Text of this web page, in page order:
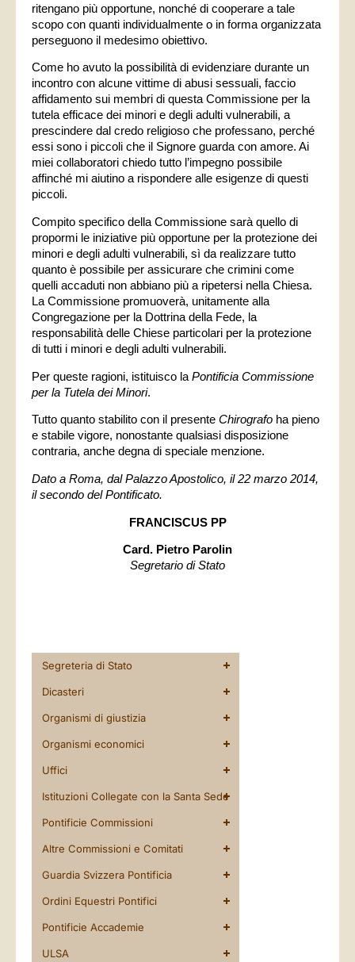
ritengano più opportune, nonché di cooperare a tale
scopo con quanti individualmente o in forma organizzata
perseguono il medesimo obiettivo.
Come ho avuto la possibilità di evidenziare durante un
incontro con alcune vittime di abusi sessuali, faccio
affidamento sui membri di questa Commissione per la
tutela efficace dei minori e degli adulti vulnerabili, a
prescindere dal credo religioso che professano, perché
essi sono i piccoli che il Signore guarda con amore. Ai
miei collaboratori chiedo tutto l’impegno possibile
affinché mi aiutino a rispondere alle esigenze di questi
piccoli.
Compito specifico della Commissione sarà quello di
propormi le iniziative più opportune per la protezione dei
minori e degli adulti vulnerabili, sì da realizzare tutto
quanto è possibile per assicurare che crimini come
quelli accaduti non abbiano più a ripetersi nella Chiesa.
La Commissione promuoverà, unitamente alla
Congregazione per la Dottrina della Fede, la
responsabilità delle Chiese particolari per la protezione
di tutti i minori e degli adulti vulnerabili.
Per queste ragioni, istituisco la Pontificia Commissione
per la Tutela dei Minori.
Tutto quanto stabilito con il presente Chirografo ha pieno
e stabile vigore, nonostante qualsiasi disposizione
contraria, anche degna di speciale menzione.
Dato a Roma, dal Palazzo Apostolico, il 22 marzo 2014,
il secondo del Pontificato.
FRANCISCUS PP
Card. Pietro Parolin
Segretario di Stato
Segreteria di Stato
Dicasteri
Organismi di giustizia
Organismi economici
Uffici
Istituzioni Collegate con la Santa Sede
Pontificie Commissioni
Altre Commissioni e Comitati
Guardia Svizzera Pontificia
Ordini Equestri Pontifici
Pontificie Accademie
ULSA